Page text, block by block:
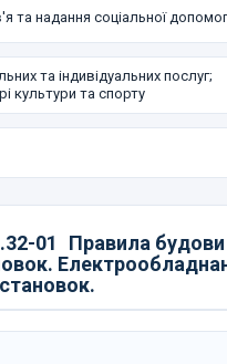
та надання соціальної
та індивідуальних послуг;
культури та спорту
01
Правила будови